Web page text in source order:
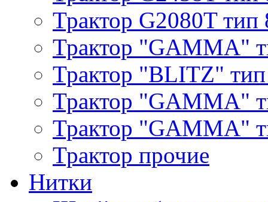
Трактор G2080T тип
Трактор "GAMMA"
Трактор "BLITZ"
Трактор "GAMMA"
Трактор "GAMMA"
Трактор прочие
Нитки